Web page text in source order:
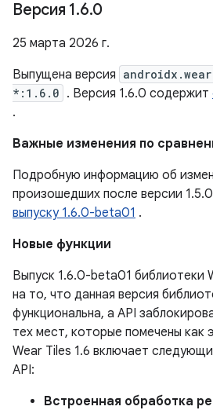
Версия 1.6.0
25 марта 2026 г.
Выпущена версия
*:1.6.0 . Версия 1.6.0 содержит
.
Важные изменения по
Подробную информацию об
произошедших после версии
выпуску 1.6.0-beta01 .
Новые функции
Выпуск 1.6.0-beta01 библиотеки
на то, что данная версия
функциональна, а API
тех мест, которые помечены как
Wear Tiles 1.6 включает
API:
Встроенная обработка